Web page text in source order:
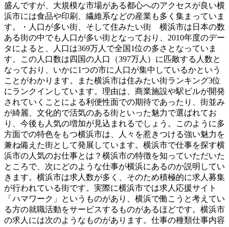
盛んですが、大規模な市場がある都心へのアクセスが良い横
浜市には食品や印刷、繊維系などの産業も多く集まっていま
す。・人口が多い街、そして住みたい街 横浜市は日本の数
ある街の中でも人口が多い街となっており、2010年度のデー
タによると、人口は369万人で全国1位の多さとなっていま
す。この人口数は四国の人口（397万人）に匹敵する人数と
なっており、いかに1つの市に人口が集中しているかという
ことがわかります。また横浜市は住みたい街ランキング3位
にランクインしています。理由は、商業施設や駅ビルが開発
されていくことによる利便性面での期待であったり、街並み
が綺麗、文化的で活気のある街といった魅力で選ばれてお
り、今後も人気の増加が見込まれるでしょう。このように多
方面での特色をもつ横浜市は、人々を惹きつける強い魅力を
兼ね備えた街として発展しています。横浜市で仕事を探す横
浜市の人気のお仕事とは？横浜市の特徴を知っていただいた
ところで、次にどのような仕事が横浜にあるのか説明してい
きます。横浜市は求人数が多く、そのため積極的に求人募集
が行われている街です。実際に横浜市では求人応援サイト
「ハマワーク」というものがあり、横浜で働こうと考えてい
る方の就職活動をサービスするものがあるほどです。横浜市
の求人には次のようなものがあります。仕事の種類仕事内容